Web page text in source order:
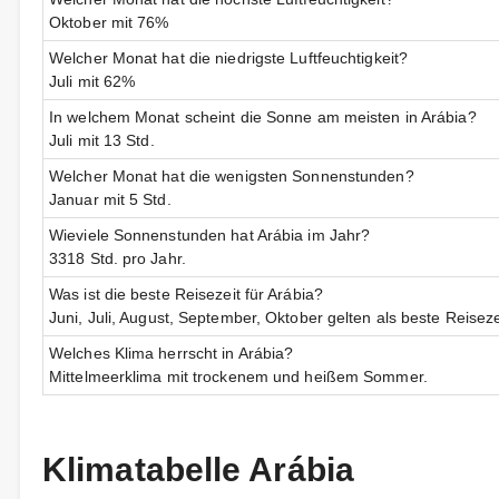
Oktober mit 76%
Welcher Monat hat die niedrigste Luftfeuchtigkeit?
Juli mit 62%
In welchem Monat scheint die Sonne am meisten in Arábia?
Juli mit 13 Std.
Welcher Monat hat die wenigsten Sonnenstunden?
Januar mit 5 Std.
Wieviele Sonnenstunden hat Arábia im Jahr?
3318 Std. pro Jahr.
Was ist die beste Reisezeit für Arábia?
Juni, Juli, August, September, Oktober gelten als beste
Welches Klima herrscht in Arábia?
Mittelmeerklima mit trockenem und heißem Sommer.
Klimatabelle Arábia